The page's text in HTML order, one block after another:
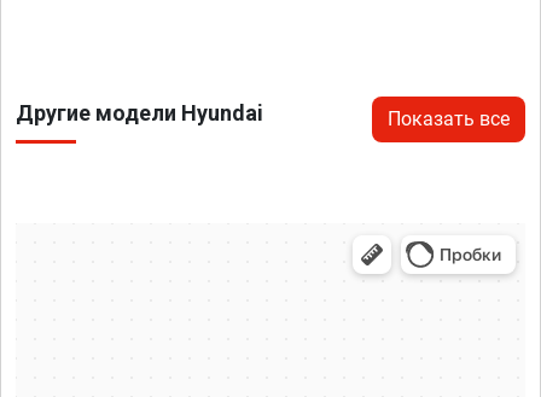
Другие модели Hyundai Показать все